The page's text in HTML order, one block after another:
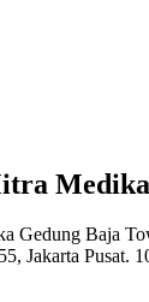
Medika
Gedung Baja
Jakarta Pusat.